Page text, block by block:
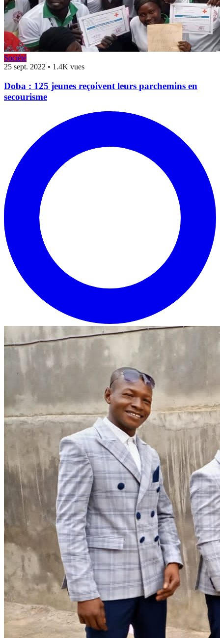
Société
25 sept. 2022 • 1.4K vues
Doba : 125 jeunes reçoivent leurs parchemins en
secourisme